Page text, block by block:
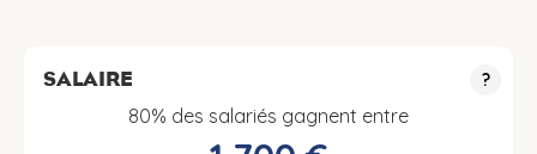
SALAIRE ?
80% des salariés gagnent entre